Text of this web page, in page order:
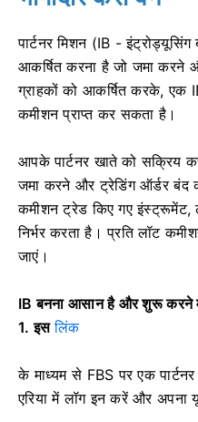
पार्टनर मिशन (IB -
आकर्षित करना है जो जमा करने
ग्राहकों को आकर्षित करके, एक
कमीशन प्राप्त कर सकता है।
आपके पार्टनर खाते को सक्रिय
जमा करने और ट्रेडिंग ऑर्डर बंद
कमीशन ट्रेड किए गए
निर्भर करता है। प्रति लॉट
जाएं।
IB बनना आसान है और शुरू करने
1. इसलिंक
के माध्यम से FBS पर एक
एरिया में लॉग इन करें और अपना